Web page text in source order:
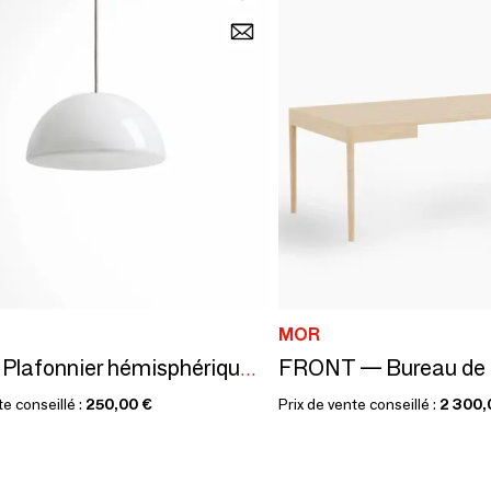
BULB - Plafonnier hémisphérique minimaliste en verre avec câble coloré
conseillé : 250,00 €
MOR
Prix de vente conseillé : 2